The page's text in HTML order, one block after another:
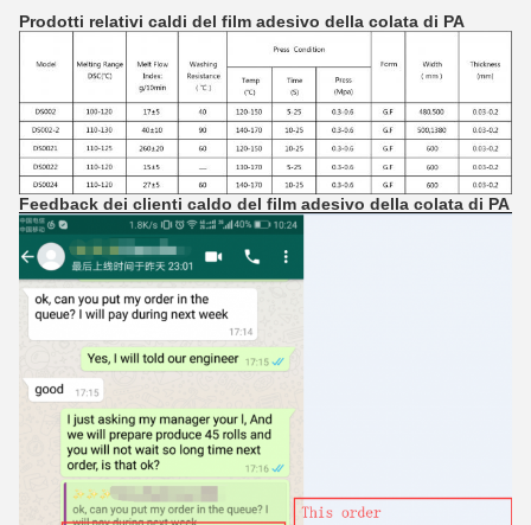
Prodotti relativi caldi del film adesivo della colata di PA
Feedback dei clienti caldo del film adesivo della colata di PA